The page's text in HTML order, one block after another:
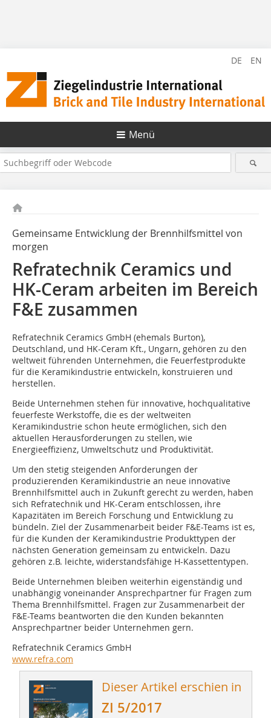
DE EN
Menü
Gemeinsame Entwicklung der Brennhilfsmittel von
morgen
Refratechnik Ceramics und
HK-Ceram arbeiten im Bereich
F&E zusammen
Refratechnik Ceramics GmbH (ehemals Burton),
Deutschland, und HK-Ceram Kft., Ungarn, gehören zu den
weltweit führenden Unternehmen, die Feuerfestprodukte
für die Keramikindustrie entwickeln, konstruieren und
herstellen.
Beide Unternehmen stehen für innovative, hochqualitative
feuerfeste Werkstoffe, die es der weltweiten
Keramikindustrie schon heute ermöglichen, sich den
aktuellen Herausforderungen zu stellen, wie
Energieeffizienz, Umweltschutz und Produktivität.
Um den stetig steigenden Anforderungen der
produzierenden Keramikindustrie an neue innovative
Brennhilfsmittel auch in Zukunft gerecht zu werden, haben
sich Refratechnik und HK-Ceram entschlossen, ihre
Kapazitäten im Bereich Forschung und Entwicklung zu
bündeln. Ziel der Zusammenarbeit beider F&E-Teams ist es,
für die Kunden der Keramikindustrie Produkttypen der
nächsten Generation gemeinsam zu entwickeln. Dazu
gehören z.B. leichte, widerstandsfähige H-Kassettentypen.
Beide Unternehmen bleiben weiterhin eigenständig und
unabhängig voneinander Ansprechpartner für Fragen zum
Thema Brennhilfsmittel. Fragen zur Zusammenarbeit der
F&E-Teams beantworten die den Kunden bekannten
Ansprechpartner beider Unternehmen gern.
Refratechnik Ceramics GmbH
www.refra.com
Dieser Artikel erschien in
ZI 5/2017